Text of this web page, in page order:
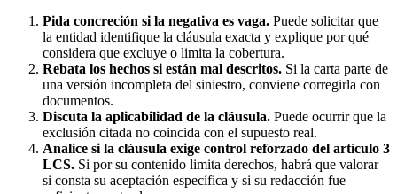
Pida concreción si la negativa es vaga. Puede solicitar que
la entidad identifique la cláusula exacta y explique por qué
considera que excluye o limita la cobertura.
Rebata los hechos si están mal descritos. Si la carta parte de
una versión incompleta del siniestro, conviene corregirla con
documentos.
Discuta la aplicabilidad de la cláusula. Puede ocurrir que la
exclusión citada no coincida con el supuesto real.
Analice si la cláusula exige control reforzado del artículo 3
LCS. Si por su contenido limita derechos, habrá que valorar
si consta su aceptación específica y si su redacción fue